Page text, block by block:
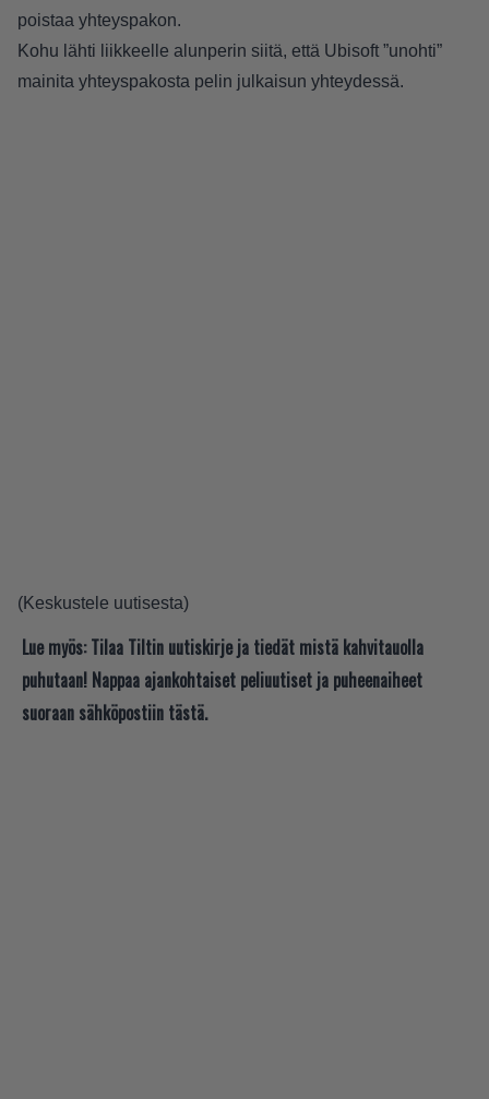
poistaa yhteyspakon.
Kohu lähti liikkeelle alunperin siitä, että Ubisoft ”unohti”
mainita yhteyspakosta pelin julkaisun yhteydessä.
(Keskustele uutisesta)
Lue myös: Tilaa Tiltin uutiskirje ja tiedät mistä kahvitauolla
puhutaan! Nappaa ajankohtaiset peliuutiset ja puheenaiheet
suoraan sähköpostiin tästä.